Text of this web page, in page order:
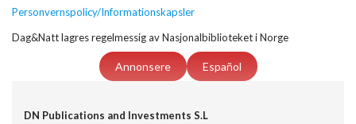
Personvernspolicy/Informationskapsler
Dag&Natt lagres regelmessig av Nasjonalbiblioteket i Norge
Annonsere Español
DN Publications and Investments S.L